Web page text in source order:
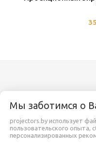
Каталог
Проекторы
Мы заботимся о
projectors.by использует
пользовательского опыта,
персонализированных